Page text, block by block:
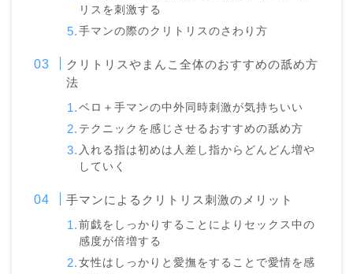
リスを刺激する
手マンの際のクリトリスのさわり方
クリトリスやまんこ全体のおすすめの舐め方
法
ベロ＋手マンの中外同時刺激が気持ちいい
テクニックを感じさせるおすすめの舐め方
入れる指は初めは人差し指からどんどん増や
していく
手マンによるクリトリス刺激のメリット
前戯をしっかりすることによりセックス中の
感度が倍増する
女性はしっかりと愛撫をすることで愛情を感